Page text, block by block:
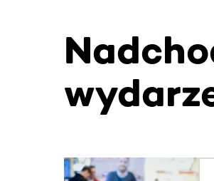
Ta sekcja zawiera treści